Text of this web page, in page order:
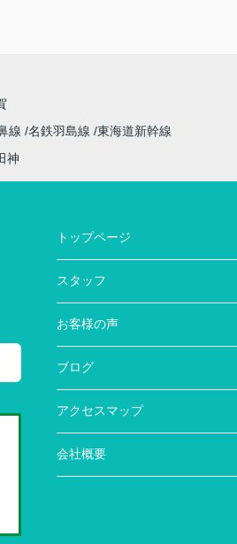
線 名鉄羽島線 東海道新幹線
神
トップページ
スタッフ
お客様の声
ブログ
アクセスマップ
会社概要